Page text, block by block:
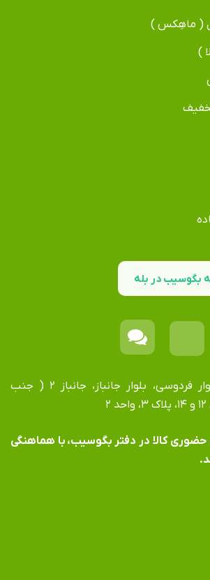
( ماهِکس )
)
آدرس دفتر: مشهد، بلوار فردوسی، بلوار جانباز، جانباز ۲ ( جنب
حضوری کالا در دفتر بگوسیب، با هماهنگی
بگوسیب در بله